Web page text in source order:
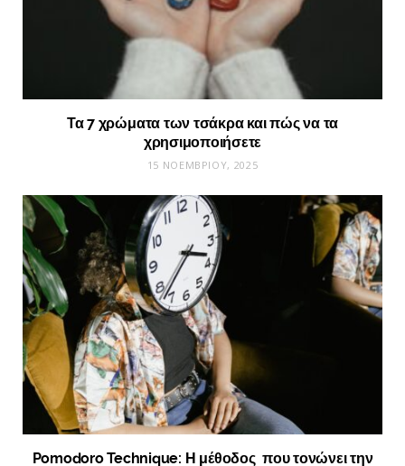
Τα 7 χρώματα των τσάκρα και πώς να τα
χρησιμοποιήσετε
15 ΝΟΕΜΒΡΊΟΥ, 2025
Pomodoro Technique: Η μέθοδος που τονώνει την